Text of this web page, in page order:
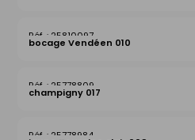
25810097
bocage Vendéen 010
25778809
champigny 017
25778984